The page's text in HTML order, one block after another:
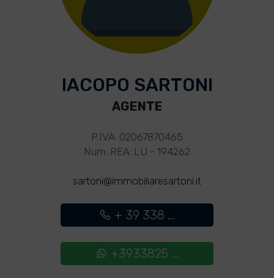
IACOPO SARTONI
AGENTE
P.IVA: 02067870465
Num. REA: LU - 194262
sartoni@immobiliaresartoni.it
+ 39 338 ...
+3933825 ...